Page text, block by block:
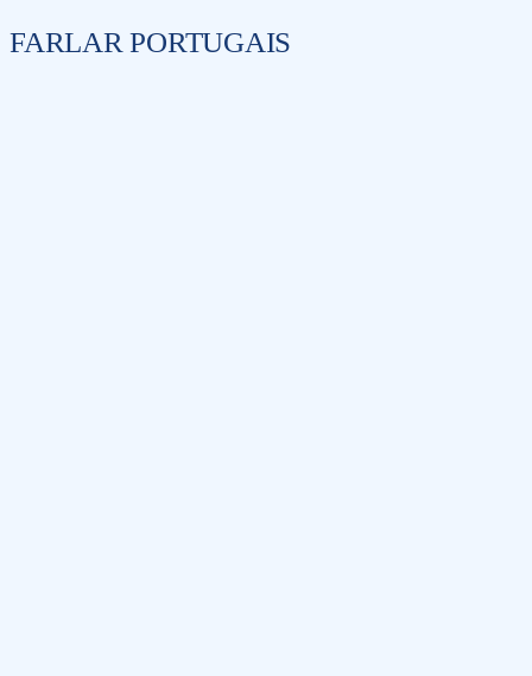
FARLAR PORTUGAIS